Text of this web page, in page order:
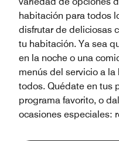
habitación para todos
disfrutar de deliciosas
tu habitación. Ya sea
en la noche o una
menús del servicio a
todos. Quédate en tus
programa favorito, o
ocasiones especiales: